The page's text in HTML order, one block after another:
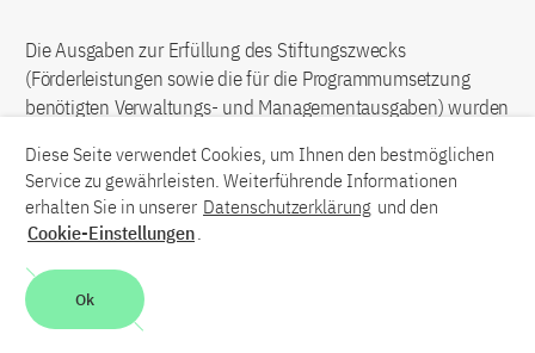
Die Ausgaben zur Erfüllung des Stiftungszwecks
(Förderleistungen sowie die für die Programmumsetzung
benötigten Verwaltungs- und Managementausgaben) wurden
finanziert. Zusätzlich wurden für bestimmte Zwecke sowohl
aktuelle als auch aus Beständen der Vorjahre stammende
Zuwendungen der Europäischen Union, Dritter und
Vermögenserträge eingesetzt.
Zum 31.12.2025 waren 296 (Vorjahr: 291) Mitarbeiter*innen
Diese Seite verwendet Cookies, um Ihnen den bestmöglichen
Service zu gewährleisten. Weiterführende Informationen
erhalten Sie in unserer Datenschutzerklärung und den
Cookie-Einstellungen.
Ok